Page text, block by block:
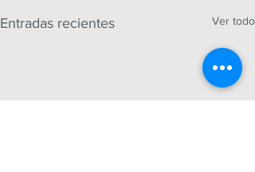
Entradas recientes Ver todo